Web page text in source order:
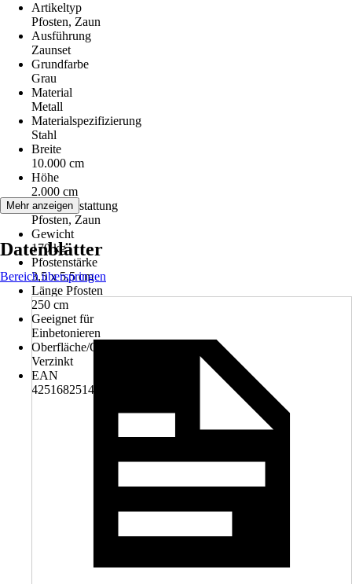
Artikeltyp
Pfosten, Zaun
Ausführung
Zaunset
Grundfarbe
Grau
Material
Metall
Materialspezifizierung
Stahl
Breite
10.000 cm
Höhe
2.000 cm
Serienausstattung
Pfosten, Zaun
Gewicht
170 kg
Pfostenstärke
3,5 x 5,5 cm
Länge Pfosten
250 cm
Geeignet für
Einbetonieren
Oberfläche/Oberflächenbehandlung
Verzinkt
EAN
4251682514972
Mehr anzeigen
Datenblätter
Bereich überspringen